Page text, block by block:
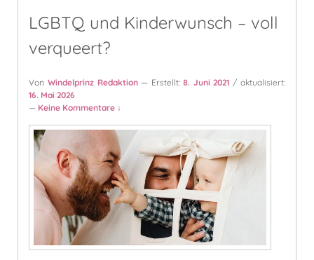
LGBTQ und Kinderwunsch – voll
verqueert?
VonWindelprinz Redaktion — Erstellt:8. Juni 2021 / aktualisiert:
16. Mai 2026
— Keine Kommentare ↓